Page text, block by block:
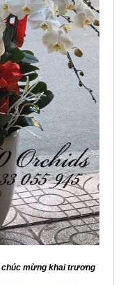
chúc mừng khai trương